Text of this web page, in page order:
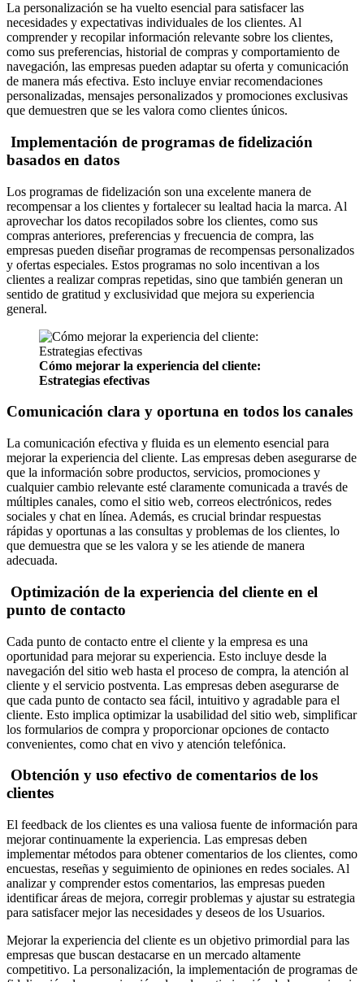
La personalización se ha vuelto esencial para satisfacer las
necesidades y expectativas individuales de los clientes. Al
comprender y recopilar información relevante sobre los clientes,
como sus preferencias, historial de compras y comportamiento de
navegación, las empresas pueden adaptar su oferta y comunicación
de manera más efectiva. Esto incluye enviar recomendaciones
personalizadas, mensajes personalizados y promociones exclusivas
que demuestren que se les valora como clientes únicos.
Implementación de programas de fidelización
basados en datos
Los programas de fidelización son una excelente manera de
recompensar a los clientes y fortalecer su lealtad hacia la marca. Al
aprovechar los datos recopilados sobre los clientes, como sus
compras anteriores, preferencias y frecuencia de compra, las
empresas pueden diseñar programas de recompensas personalizados
y ofertas especiales. Estos programas no solo incentivan a los
clientes a realizar compras repetidas, sino que también generan un
sentido de gratitud y exclusividad que mejora su experiencia
general.
Cómo mejorar la experiencia del cliente:
Estrategias efectivas
Comunicación clara y oportuna en todos los canales
La comunicación efectiva y fluida es un elemento esencial para
mejorar la experiencia del cliente. Las empresas deben asegurarse de
que la información sobre productos, servicios, promociones y
cualquier cambio relevante esté claramente comunicada a través de
múltiples canales, como el sitio web, correos electrónicos, redes
sociales y chat en línea. Además, es crucial brindar respuestas
rápidas y oportunas a las consultas y problemas de los clientes, lo
que demuestra que se les valora y se les atiende de manera
adecuada.
Optimización de la experiencia del cliente en el
punto de contacto
Cada punto de contacto entre el cliente y la empresa es una
oportunidad para mejorar su experiencia. Esto incluye desde la
navegación del sitio web hasta el proceso de compra, la atención al
cliente y el servicio postventa. Las empresas deben asegurarse de
que cada punto de contacto sea fácil, intuitivo y agradable para el
cliente. Esto implica optimizar la usabilidad del sitio web, simplificar
los formularios de compra y proporcionar opciones de contacto
convenientes, como chat en vivo y atención telefónica.
Obtención y uso efectivo de comentarios de los
clientes
El feedback de los clientes es una valiosa fuente de información para
mejorar continuamente la experiencia. Las empresas deben
implementar métodos para obtener comentarios de los clientes, como
encuestas, reseñas y seguimiento de opiniones en redes sociales. Al
analizar y comprender estos comentarios, las empresas pueden
identificar áreas de mejora, corregir problemas y ajustar su estrategia
para satisfacer mejor las necesidades y deseos de los Usuarios.
Mejorar la experiencia del cliente es un objetivo primordial para las
empresas que buscan destacarse en un mercado altamente
competitivo. La personalización, la implementación de programas de